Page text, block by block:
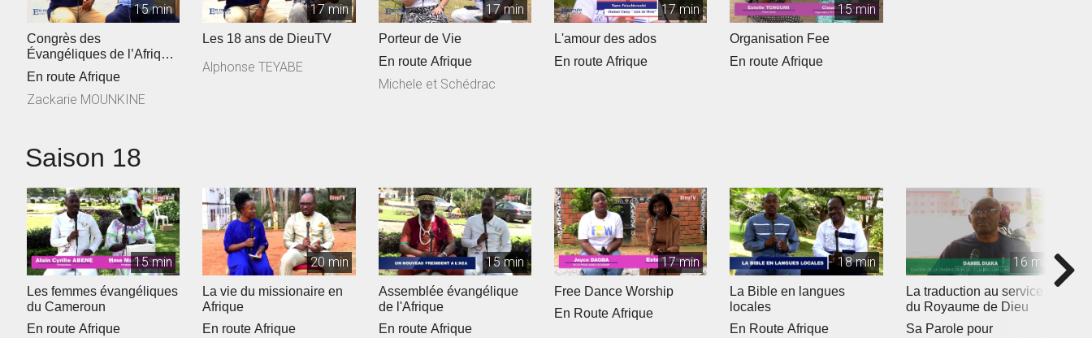
15 min
Congrès des
Évangéliques de l’Afrique
Francophone
En route Afrique
Zackarie MOUNKINE
17 min
Les 18 ans de DieuTV
Alphonse TEYABE
17 min
Porteur de Vie
En route Afrique
Michele et Schédrac
17 min
L'amour des ados
En route Afrique
15 min
Organisation Fee
En route Afrique
Saison 18
15 min
Les femmes évangéliques
du Cameroun
En route Afrique
20 min
La vie du missionaire en
Afrique
En route Afrique
15 min
Assemblée évangélique
de l'Afrique
En route Afrique
17 min
Free Dance Worship
En Route Afrique
18 min
La Bible en langues
locales
En Route Afrique
16 min
La traduction au service
du Royaume de Dieu
Sa Parole pour